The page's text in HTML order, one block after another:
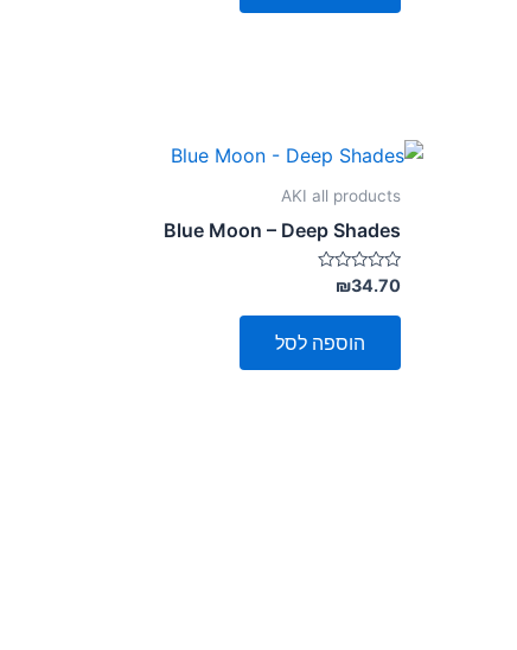
AKI all products
Blue Moon – Deep Shades
דורג
0
מתוך
₪34.70
הוספה לסל